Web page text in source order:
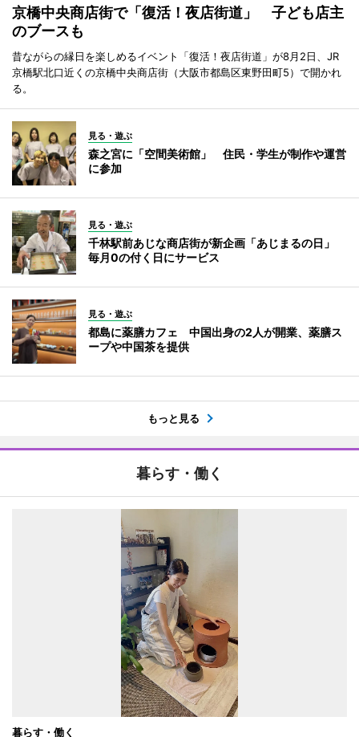
京橋中央商店街で「復活！夜店街道」 子ども店主
のブースも
昔ながらの縁日を楽しめるイベント「復活！夜店街道」が8月2日、JR
京橋駅北口近くの京橋中央商店街（大阪市都島区東野田町5）で開かれ
る。
見る・遊ぶ
森之宮に「空間美術館」 住民・学生が制作や運営
に参加
見る・遊ぶ
千林駅前あじな商店街が新企画「あじまるの日」
毎月0の付く日にサービス
見る・遊ぶ
都島に薬膳カフェ 中国出身の2人が開業、薬膳ス
ープや中国茶を提供
もっと見る
暮らす・働く
暮らす・働く